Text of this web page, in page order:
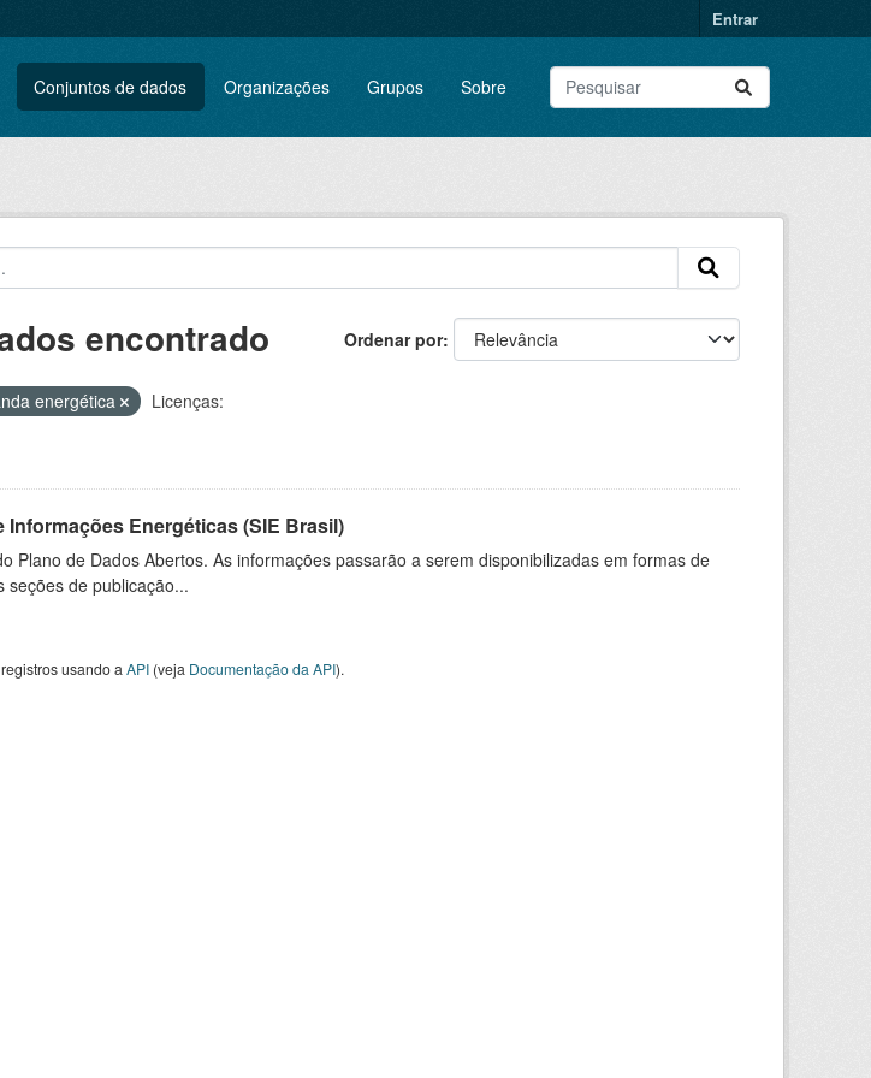
Entrar
Conjuntos de dados Organizações Grupos Sobre
Ordenar por
encontrado
energética
Licenças:
Energéticas (SIE Brasil)
Plano de Dados Abertos. As informações passarão a serem disponibilizadas em formas de
seções de publicação...
usando a API(veja Documentação da API).